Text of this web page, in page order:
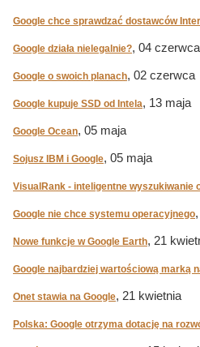
Google chce sprawdzać dostawców
Google działa nielegalnie?, 04 czerwca
Google o swoich planach, 02 czerwca
Google kupuje SSD od Intela, 13 maja
Google Ocean, 05 maja
Sojusz IBM i Google, 05 maja
VisualRank - inteligentne wyszukiwanie
Google nie chce systemu operacyjnego
Nowe funkcje w Google Earth, 21
Google najbardziej wartościową marką
Onet stawia na Google, 21 kwietnia
Polska: Google otrzyma dotację na